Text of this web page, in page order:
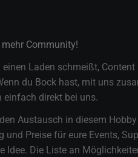
Community!
einen Laden schmeißt,
du Bock hast, mit uns
einfach direkt bei uns.
Austausch in diesem
und Preise für eure Events,
Idee. Die Liste an